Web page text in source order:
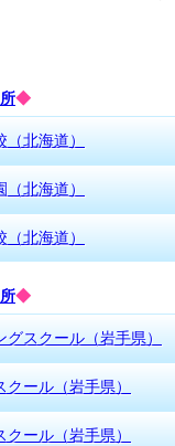
◆
北海道）
北海道）
北海道）
◆
スクール（岩手県）
ール（岩手県）
ール（岩手県）